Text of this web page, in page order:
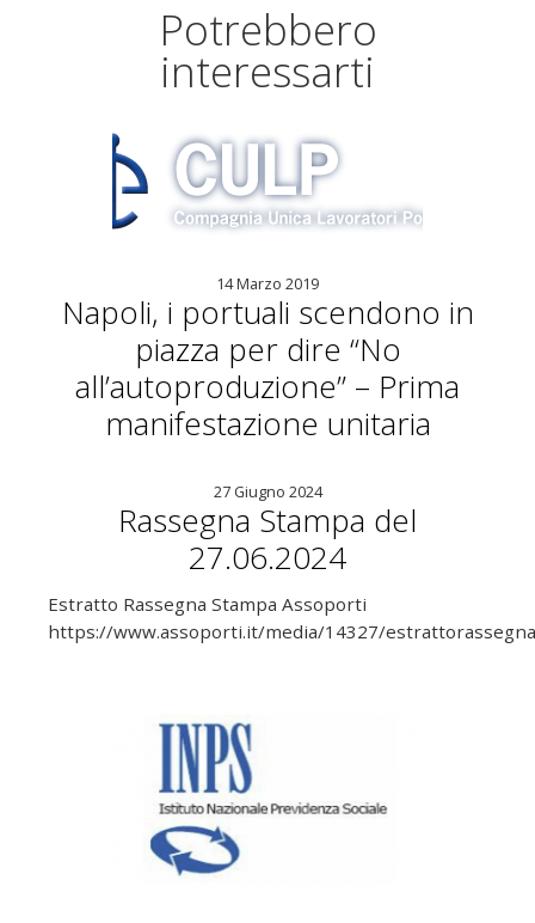
Potrebbero
interessarti
14 Marzo 2019
Napoli, i portuali scendono in
piazza per dire “No
all’autoproduzione” – Prima
manifestazione unitaria
27 Giugno 2024
Rassegna Stampa del
27.06.2024
Estratto Rassegna Stampa Assoporti
https://www.assoporti.it/media/14327/